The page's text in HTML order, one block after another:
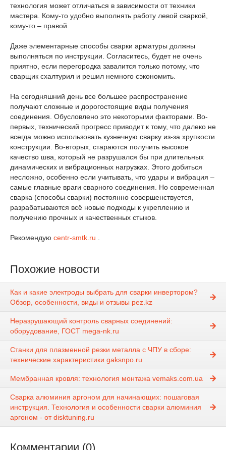
технология может отличаться в зависимости от техники
мастера. Кому-то удобно выполнять работу левой сваркой,
кому-то – правой.
Даже элементарные способы сварки арматуры должны
выполняться по инструкции. Согласитесь, будет не очень
приятно, если перегородка завалится только потому, что
сварщик схалтурил и решил немного сэкономить.
На сегодняшний день все большее распространение
получают сложные и дорогостоящие виды получения
соединения. Обусловлено это некоторыми факторами. Во-
первых, технический прогресс приводит к тому, что далеко не
всегда можно использовать кузнечную сварку из-за хрупкости
конструкции. Во-вторых, стараются получить высокое
качество шва, который не разрушался бы при длительных
динамических и вибрационных нагрузках. Этого добиться
несложно, особенно если учитывать, что удары и вибрация –
самые главные враги сварного соединения. Но современная
сварка (способы сварки) постоянно совершенствуется,
разрабатываются всё новые подходы к укреплению и
получению прочных и качественных стыков.
Рекомендую centr-smtk.ru
Похожие новости
Как и какие электроды выбрать для сварки инвертором?
Обзор, особенности, виды и отзывы pez.kz
Неразрушающий контроль сварных соединений:
оборудование, ГОСТ mega-nk.ru
Станки для плазменной резки металла с ЧПУ в сборе:
технические характеристики gaksnpo.ru
Мембранная кровля: технология монтажа vemaks.com.ua
Сварка алюминия аргоном для начинающих: пошаговая
инструкция. Технология и особенности сварки алюминия
аргоном - от disktuning.ru
Комментарии (0)